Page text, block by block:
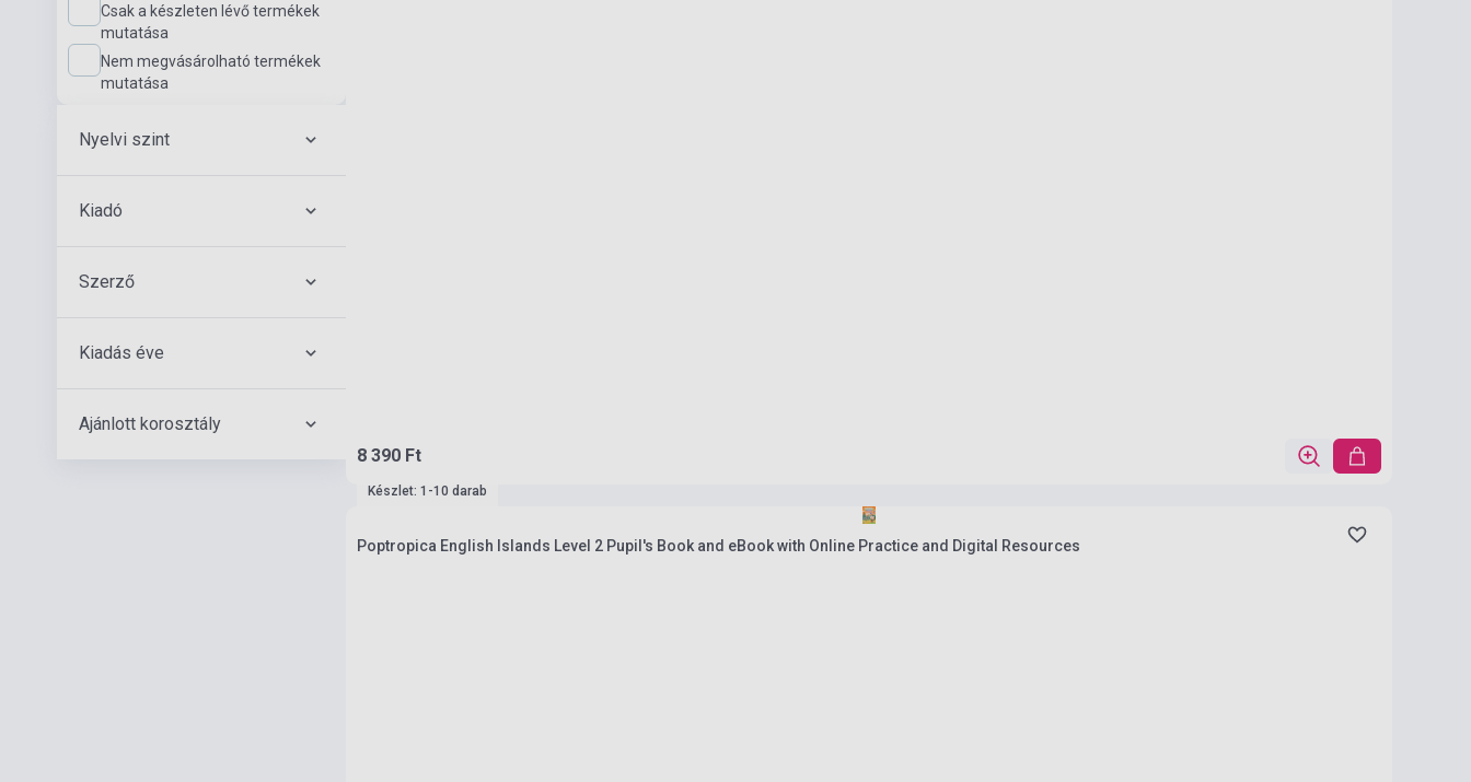
Csak a készleten lévő termékek
mutatása
Nem megvásárolható termékek
mutatása
Nyelvi szint
Kiadó
Szerző
Kiadás éve
Ajánlott korosztály
8 390 Ft
Készlet: 1-10 darab
Poptropica English Islands Level 2 Pupil's Book and eBook with Online Practice and Digital Resources